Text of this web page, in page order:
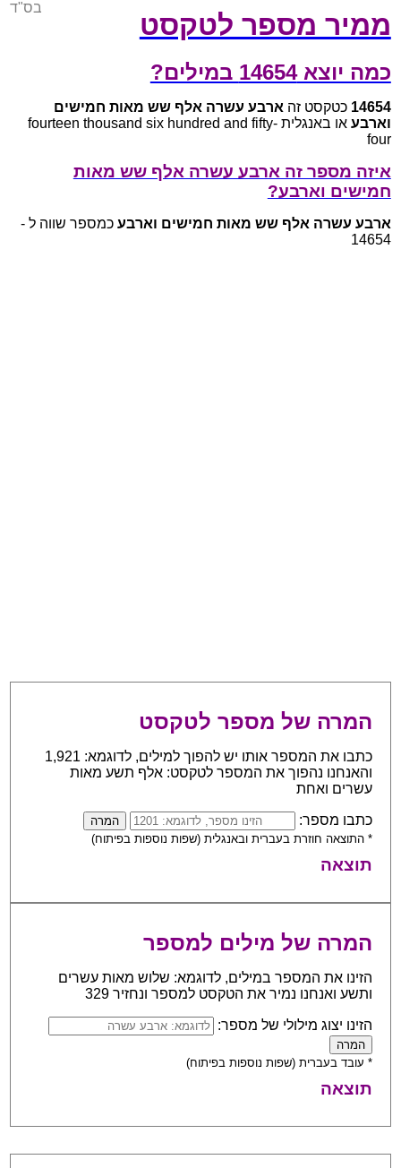
ממיר מספר לטקסט
בס"ד
כמה יוצא 14654 במילים?
14654 כטקסט זה ארבע עשרה אלף שש מאות חמישים
וארבע
או באנגלית fourteen thousand six hundred and fifty-
four
איזה מספר זה ארבע עשרה אלף שש מאות
חמישים וארבע?
ארבע עשרה אלף שש מאות חמישים וארבע כמספר שווה ל -
14654
המרה של מספר לטקסט
כתבו את המספר אותו יש להפוך למילים, לדוגמא: 1,921
והאנחנו נהפוך את המספר לטקסט: אלף תשע מאות
עשרים ואחת
כתבו מספר:
* התוצאה חוזרת בעברית ובאנגלית (שפות נוספות בפיתוח)
תוצאה
המרה של מילים למספר
הזינו את המספר במילים, לדוגמא: שלוש מאות עשרים
ותשע ואנחנו נמיר את הטקסט למספר ונחזיר 329
הזינו יצוג מילולי של מספר:
* עובד בעברית (שפות נוספות בפיתוח)
תוצאה